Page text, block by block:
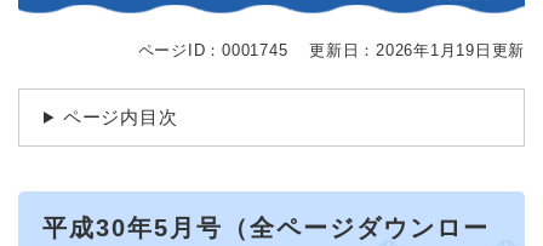
ページID：0001745 更新日：2026年1月19日更新
ページ内目次
平成30年5月号（全ページダウンロー